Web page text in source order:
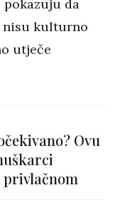
da
nisu kulturno
utječe
Ovu